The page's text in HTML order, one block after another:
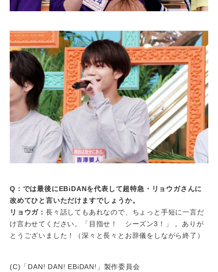
Q：では最後にEBiDANを代表して超特急・リョウガさんに
改めてひと言いただけますでしょうか。
リョウガ： 長々話してもあれなので、ちょっと手短に一言だ
け言わせてください。「目指せ！ シーズン3！」 。ありが
とうございました！（深々と長々とお辞儀をしながら終了）
(C)「DAN! DAN! EBiDAN!」製作委員会